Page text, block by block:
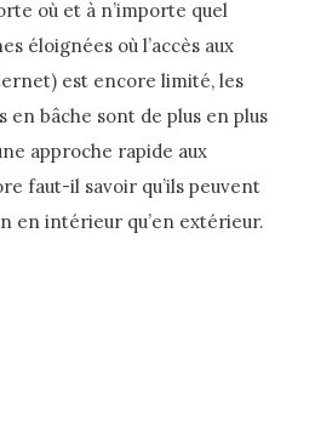
où et à n’importe quel
éloignées où l’accès aux
est encore limité, les
en bâche sont de plus en plus
approche rapide aux
faut-il savoir qu’ils peuvent
en intérieur qu’en extérieur.